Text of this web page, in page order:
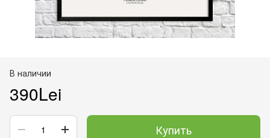
В наличии
390Lei
Купить